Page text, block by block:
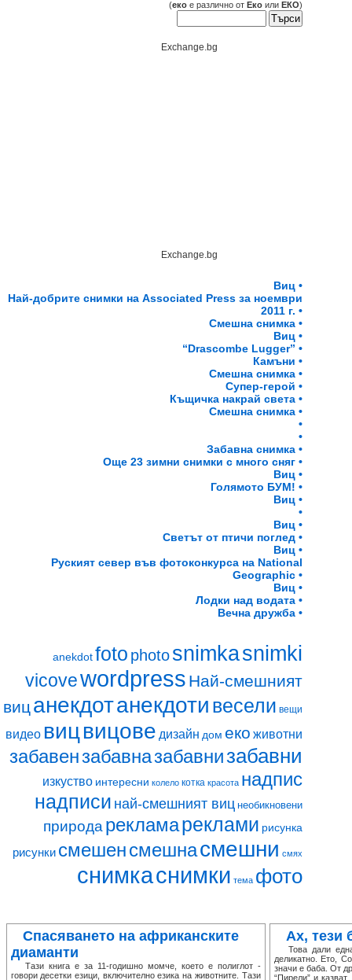
(еко е различно от Еко или ЕКО)
Exchange.bg
Exchange.bg
Виц •
Най-добрите снимки на Associated Press за ноември
2011 г. •
Смешна снимка •
Виц •
“Drascombe Lugger” •
Камъни •
Смешна снимка •
Супер-герой •
Къщичка накрай света •
Смешна снимка •
•
•
Забавна снимка •
Още 23 зимни снимки с много сняг •
Виц •
Голямото БУМ! •
Виц •
•
Виц •
Светът от птичи поглед •
Виц •
Руският север във фотоконкурса на National
Geographic •
Виц •
Лодки над водата •
Вечна дружба •
anekdotfoto photosnimkasnimki
vicovewordpress Най-смешният
вицанекдотанекдоти весели вещи
видео вицвицове дизайн дом еко животни
забавензабавназабавнизабавни
изкуство интересни колело котка красота надпис
надписи най-смешният виц необикновени
природа рекламареклами рисунка
рисунки смешенсмешнасмешни смях
снимкаснимки тема фото
Спасяването на африканските
диаманти
Тази книга е за 11-годишно момче, което е полиглот -
говори десетки езици, включително езика на животните. Тази
Ах, тези
Това дали
деликатно. Ето,
значи е баба. От
“Пирели” и